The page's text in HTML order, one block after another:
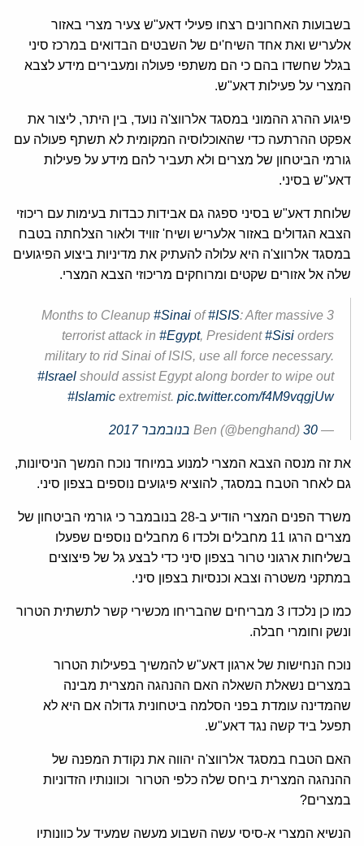
בשבועות האחרונים רצחו פעילי דאע"ש צעיר מצרי באזור
אלעריש ואת אחד השיח'ים של השבטים הבדואים במרכז סיני
בגלל שחשדו בהם כי הם משתפי פעולה ומעבירים מידע לצבא
המצרי על פעילות דאע"ש.
פיגוע ההרג ההמוני במסגד אלרווצ'ה נועד, בין היתר, ליצור את
אפקט ההרתעה כדי שהאוכלוסיה המקומית לא תשתף פעולה עם
גורמי הביטחון של מצרים ולא תעביר להם מידע על פעילות
דאע"ש בסיני.
שלוחת דאע"ש בסיני ספגה גם אבידות כבדות בעימות עם ריכוזי
הצבא הגדולים באזור אלעריש ושיח' זוויד ולאור הצלחתה בטבח
במסגד אלרווצ'ה היא עלולה להעתיק את מדיניות ביצוע הפיגועים
שלה אל אזורים שקטים ומרוחקים מריכוזי הצבא המצרי.
3 Months to Cleanup
#Sinai of#ISIS: After massive
terrorist attack in #Egypt, President#Sisi orders
military to rid Sinai of ISIS, use all force necessary.
#Israel should assist Egypt along border to wipe out
#Islamic extremist. pic.twitter.com/f4M9vqgjUw
— Ben (@benghand) 30 בנובמבר 2017
את זה מנסה הצבא המצרי למנוע במיוחד נוכח המשך הניסיונות,
גם לאחר הטבח במסגד, להוציא פיגועים נוספים בצפון סיני.
משרד הפנים המצרי הודיע ב-28 בנובמבר כי גורמי הביטחון של
מצרים הרגו 11 מחבלים ולכדו 6 מחבלים נוספים שפעלו
בשליחות ארגוני טרור בצפון סיני כדי לבצע גל של פיצוצים
במתקני משטרה וצבא וכנסיות בצפון סיני.
כמו כן נלכדו 3 מבריחים שהבריחו מכשירי קשר לתשתית הטרור
ונשק וחומרי חבלה.
נוכח הנחישות של ארגון דאע"ש להמשיך בפעילות הטרור
במצרים נשאלת השאלה האם ההנהגה המצרית מבינה
שהמדינה עומדת בפני הסלמה ביטחונית גדולה אם היא לא
תפעל ביד קשה נגד דאע"ש.
האם הטבח במסגד אלרווצ'ה יהווה את נקודת המפנה של
ההנהגה המצרית ביחס שלה כלפי הטרור וכוונותיו הזדוניות
במצרים?
הנשיא המצרי א-סיסי עשה השבוע מעשה שמעיד על כוונותיו